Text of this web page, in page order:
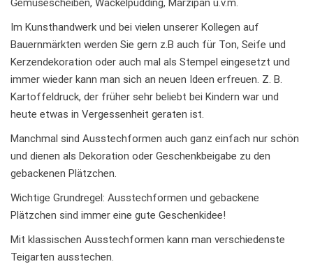
Gemüsescheiben, Wackelpudding, Marzipan u.v.m.
Im Kunsthandwerk und bei vielen unserer Kollegen auf
Bauernmärkten werden Sie gern z.B auch für Ton, Seife und
Kerzendekoration oder auch mal als Stempel eingesetzt und
immer wieder kann man sich an neuen Ideen erfreuen. Z. B.
Kartoffeldruck, der früher sehr beliebt bei Kindern war und
heute etwas in Vergessenheit geraten ist.
Manchmal sind Ausstechformen auch ganz einfach nur schön
und dienen als Dekoration oder Geschenkbeigabe zu den
gebackenen Plätzchen.
Wichtige Grundregel: Ausstechformen und gebackene
Plätzchen sind immer eine gute Geschenkidee!
Mit klassischen Ausstechformen kann man verschiedenste
Teigarten ausstechen.